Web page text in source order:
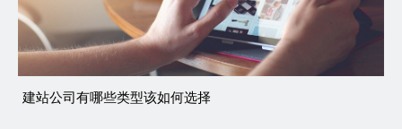
建站公司有哪些类型该如何选择